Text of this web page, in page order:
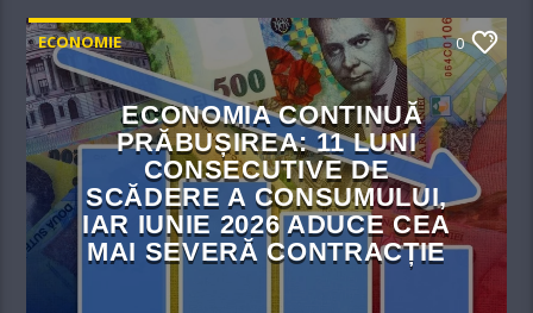
ECONOMIE 0
ECONOMIA CONTINUĂ
PRĂBUȘIREA: 11 LUNI
CONSECUTIVE DE
SCĂDERE A CONSUMULUI,
IAR IUNIE 2026 ADUCE CEA
MAI SEVERĂ CONTRACȚIE